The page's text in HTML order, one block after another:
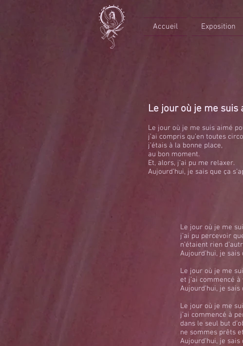
Accueil Exposition
Le jour où je me suis
Le jour où je me suis aimé
j’ai compris qu’en toutes
j’étais à la bonne place,
au bon moment.
Et, alors, j’ai pu me relaxer.
Aujourd’hui, je sais que ça
Le jour où je me
j’ai pu percevoir
n’étaient rien
Aujourd’hui, je
Le jour où je me
et j’ai commencé
Aujourd’hui, je
Le jour où je me
j’ai commencé à
dans le seul but
ne sommes prêts
Aujourd'hui, je sais